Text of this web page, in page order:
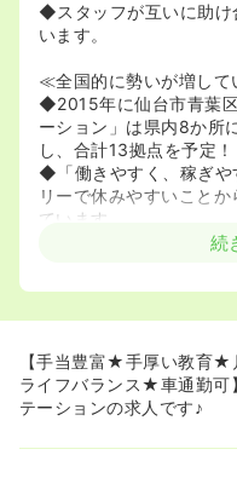
◆スタッフが互いに助け
います。
≪全国的に勢いが増し
◆2015年に仙台市青葉
ーション」は県内8か所
し、合計13拠点を予定！
◆「働きやすく、稼ぎや
リーで休みやすいこと
ています。
◆オンコール当番をお願
ぼありません。
≪手厚い教育支援や研修
ます。
続
【手当豊富★手厚い教育
ライフバランス★車通勤可
テーションの求人です♪